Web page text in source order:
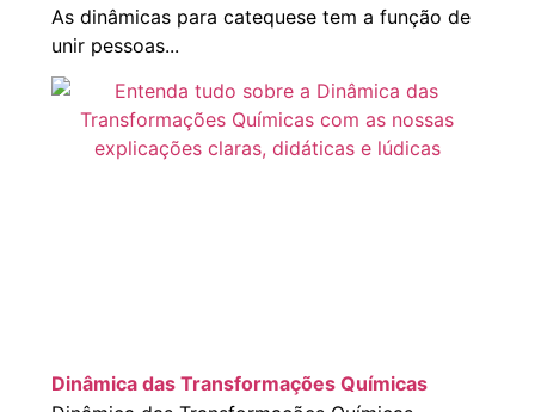
As dinâmicas para catequese tem a função de
unir pessoas...
Dinâmica das Transformações Químicas